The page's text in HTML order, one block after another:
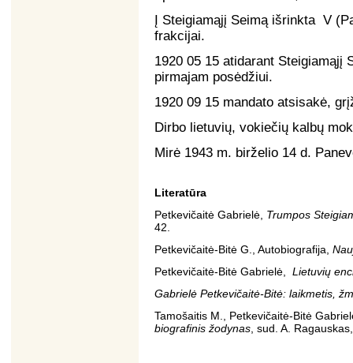
Į Steigiamąjį Seimą išrinkta V
frakcijai.
1920 05 15 atidarant Steigiamąjį
pirmajam posėdžiui.
1920 09 15 mandato atsisakė,
Dirbo lietuvių, vokiečių kalbų
Mirė 1943 m. birželio 14 d.
Literatūra
Petkevičaitė Gabrielė, Trumpos
42.
Petkevičaitė-Bitė G., Autobiografija,
Petkevičaitė-Bitė Gabrielė, Lietuvių
Gabrielė Petkevičaitė-Bitė: laikmetis,
Tamošaitis M., Petkevičaitė-Bitė
biografinis žodynas, sud. A.